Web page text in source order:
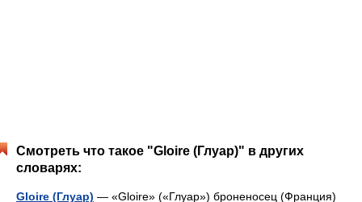
Смотреть что такое "Gloire (Глуар)" в других
словарях:
Gloire (Глуар) — «Gloire» («Глуар») броненосец (Франция)